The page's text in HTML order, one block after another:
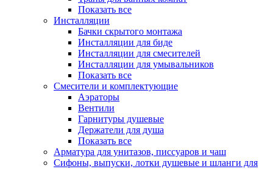
Показать все
Инсталляции
Бачки скрытого монтажа
Инсталляции для биде
Инсталляции для смесителей
Инсталляции для умывальников
Показать все
Смесители и комплектующие
Аэраторы
Вентили
Гарнитуры душевые
Держатели для душа
Показать все
Арматура для унитазов, писсуаров и чаш
Сифоны, выпуски, лотки душевые и шланги для